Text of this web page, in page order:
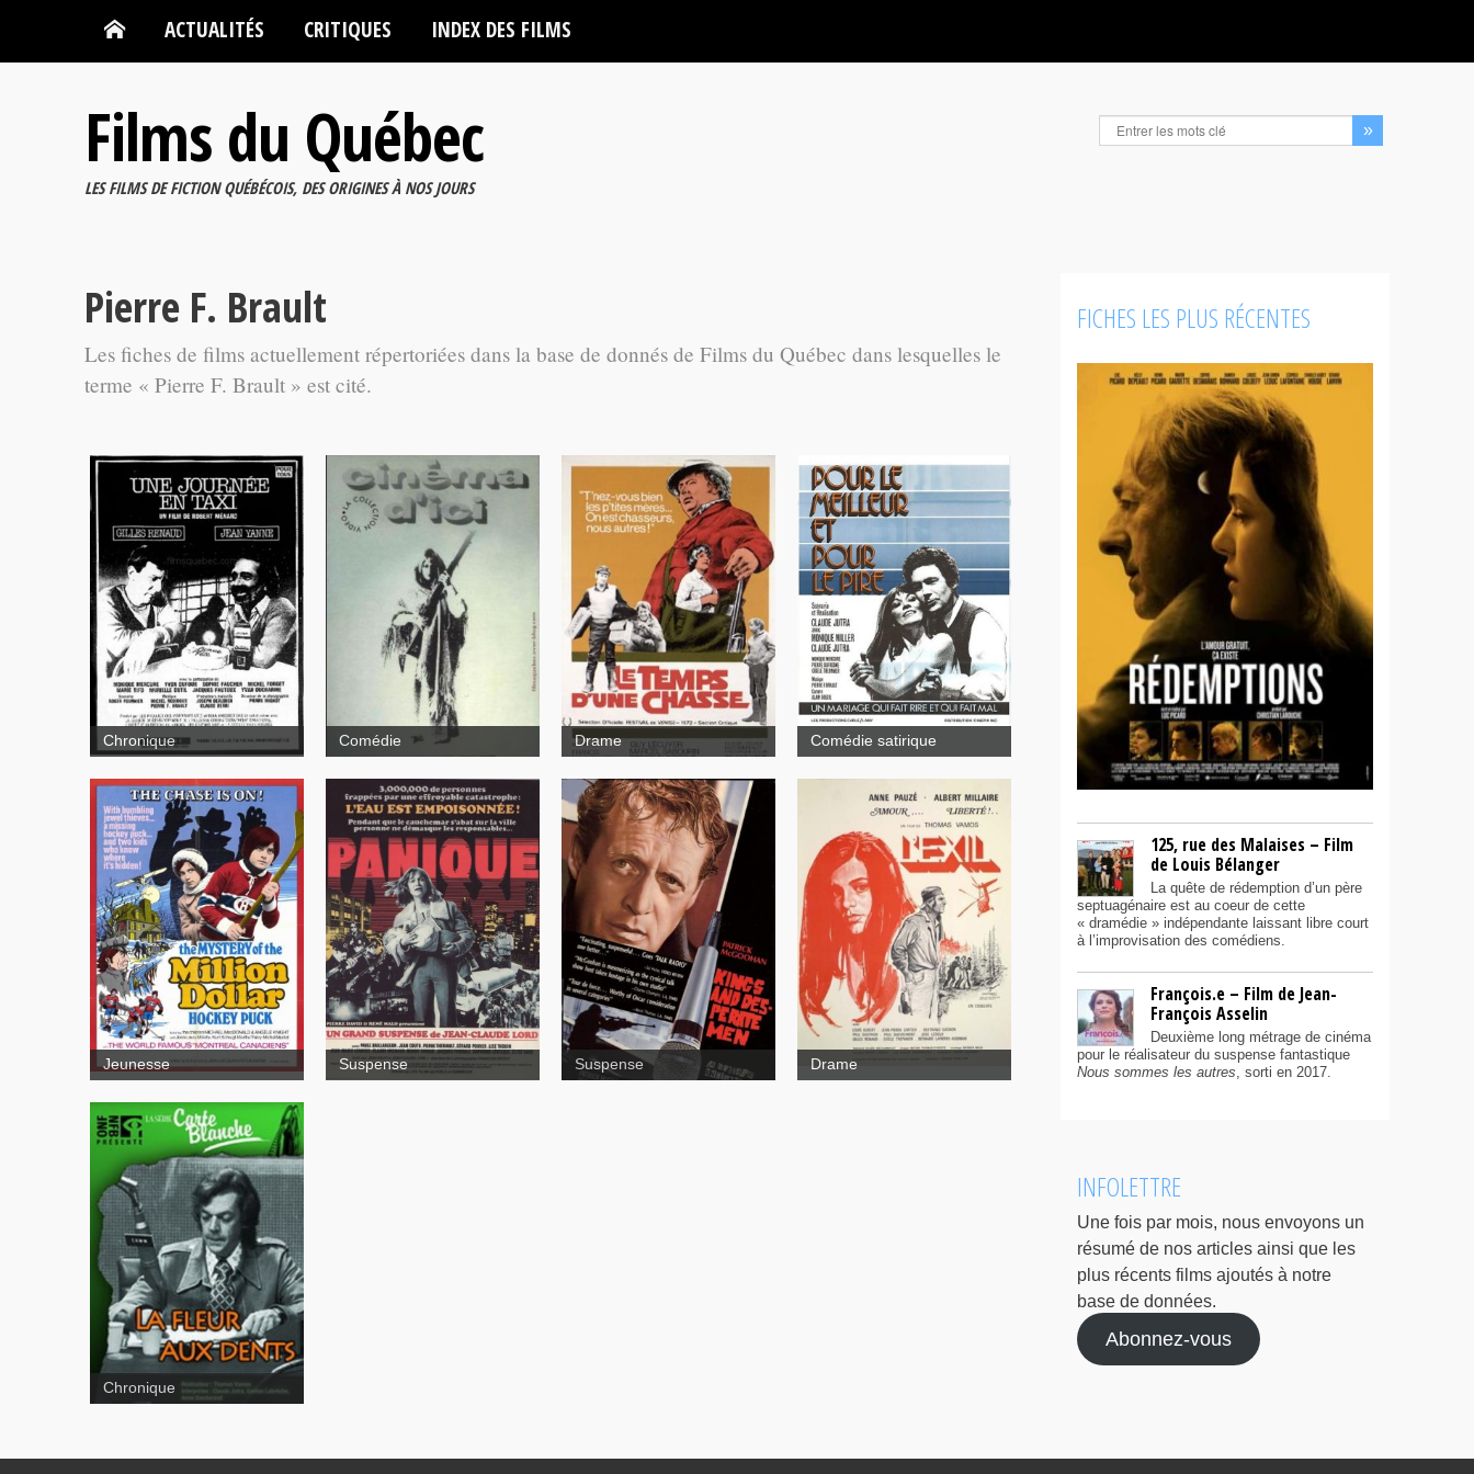
ACTUALITÉS CRITIQUES INDEX DES FILMS
Films du Québec
LES FILMS DE FICTION QUÉBÉCOIS, DES ORIGINES À NOS JOURS
Pierre F. Brault
Les fiches de films actuellement répertoriées dans la base de donnés de Films du Québec dans lesquelles le
terme « Pierre F. Brault » est cité.
Une journée
en taxi
Chronique
La vraie
nature de Bernadette
Comédie
Le Temps d'une chasse
Drame
Un
mariage qui fait rire et qui
fait mal
Comédie satirique
The Mystery of the Million
Dollar Hockey Puck
Jeunesse
Panique
Suspense Suspense
L'exil
Drame
Chronique
FICHES LES PLUS RÉCENTES
125, rue des Malaises – Film
de Louis Bélanger
La quête de rédemption d’un père
septuagénaire est au coeur de cette
« dramédie » indépendante laissant libre court
à l’improvisation des comédiens.
François.e – Film de Jean-
François Asselin
Deuxième long métrage de cinéma
pour le réalisateur du suspense fantastique
Nous sommes les autres, sorti en 2017.
INFOLETTRE
Une fois par mois, nous envoyons un
résumé de nos articles ainsi que les
plus récents films ajoutés à notre
base de données.
Abonnez-vous